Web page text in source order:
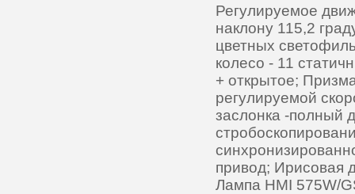
Регулируемое
наклону 115,2
цветных
колесо - 11
+ открытое;
регулируемой
заслонка -полный
привод; Ирисовая
Лампа HMI 575W/